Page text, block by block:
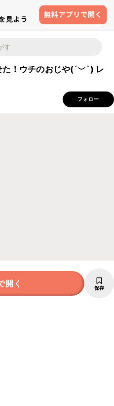
！ウチのおじや(´︶`) レ
フォロー
開く 保存